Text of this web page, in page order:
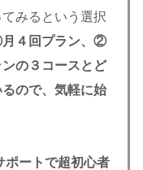
みるという選択
４回プラン、②
の３コースとど
ので、気軽に始
ポートで超初心者